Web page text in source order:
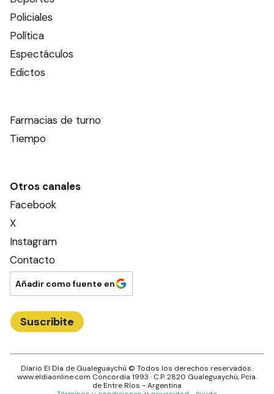
Policiales
Política
Espectáculos
Edictos
Farmacias de turno
Tiempo
Otros canales
Facebook
X
Instagram
Contacto
Añadir como fuente en
Suscribite
Diario El Día de Gualeguaychú © Todos los derechos reservados.·
www.eldiaonline.com Concordia 1993 · C.P.2820 Gualeguaychú, Pcia.
deEntre Ríos - Argentina